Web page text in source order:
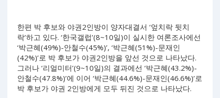
한편 박 후보와 야권2인방이 양자대결서 ‘엎치락 뒷치
락’하고 있다. ‘한국갤럽’(8~10일)이 실시한 여론조사에선
‘박근혜(49%)-안철수(45%)’, ‘박근혜(51%)-문재인
(42%)’로 박 후보가 야권2인방을 앞선 것으로 나타났다.
그러나 ‘리얼미터’(9~10일)의 결과에선 ‘박근혜(43.2%)-
안철수(47.8%)’에 이어 ‘박근혜(44.6%)-문재인(46.6%)’로
박 후보가 야권 2인방에게 모두 뒤진 것으로 나타났다.